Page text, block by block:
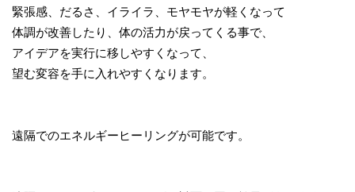
緊張感、だるさ、イライラ、モヤモヤが軽くなって
体調が改善したり、体の活力が戻ってくる事で、
アイデアを実行に移しやすくなって、
望む変容を手に入れやすくなります。
遠隔でのエネルギーヒーリングが可能です。